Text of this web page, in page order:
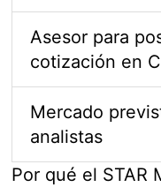
Asesor para
cotización en
Mercado
analistas
Por qué el STAR